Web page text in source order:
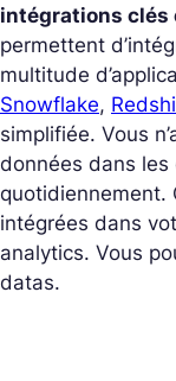
intégrations clés
permettent
multitude
Snowflake,
simplifiée. Vous
données dans
quotidiennement.
intégrées dans
analytics. Vous
datas.